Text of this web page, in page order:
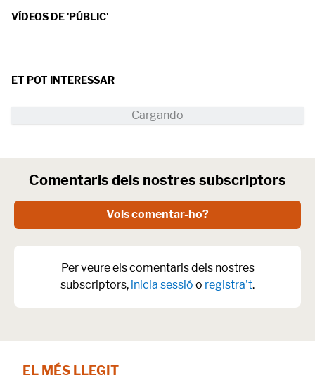
VÍDEOS DE 'PÚBLIC'
ET POT INTERESSAR
Comentaris dels nostres subscriptors
Vols comentar-ho?
Per veure els comentaris dels nostres
subscriptors, inicia sessió o registra't.
EL MÉS LLEGIT